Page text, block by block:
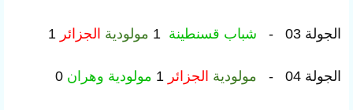
الجولة 03 - شباب قسنطينة مولودية الجزائر 1
الجولة 04 - مولودية الجزائر مولودية وهران